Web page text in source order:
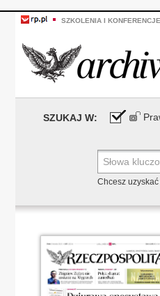
SZKOLENIA I KONFERENCJE
SZUKAJ W:
Chcesz